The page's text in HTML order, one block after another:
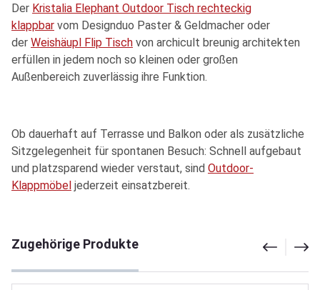
Der Kristalia Elephant Outdoor Tisch rechteckig
klappbar vom Designduo Paster & Geldmacher oder
der Weishäupl Flip Tisch von archicult breunig architekten
erfüllen in jedem noch so kleinen oder großen
Außenbereich zuverlässig ihre Funktion.
Ob dauerhaft auf Terrasse und Balkon oder als zusätzliche
Sitzgelegenheit für spontanen Besuch: Schnell aufgebaut
und platzsparend wieder verstaut, sind Outdoor-
Klappmöbel jederzeit einsatzbereit.
Produktgalerie überspringen
Zugehörige Produkte